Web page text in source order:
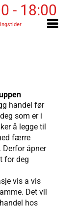
- 18:00
handel før
som er i
å legge til
færre
Derfor åpner
for deg
vis a vis
Det vil
hos